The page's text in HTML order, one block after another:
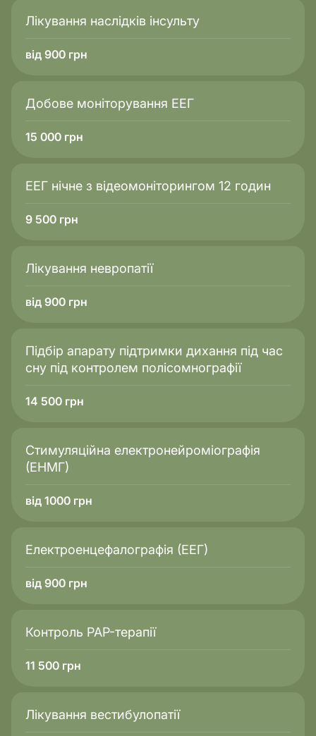
Лікування наслідків інсульту
від 900 грн
Добове моніторування ЕЕГ
15 000 грн
ЕЕГ нічне з відеомоніторингом 12 годин
9 500 грн
Лікування невропатії
від 900 грн
Підбір апарату підтримки дихання під час
сну під контролем полісомнографії
14 500 грн
Стимуляційна електронейроміографія
(ЕНМГ)
від 1000 грн
Електроенцефалографія (ЕЕГ)
від 900 грн
Контроль PAP-терапії
11 500 грн
Лікування вестибулопатії